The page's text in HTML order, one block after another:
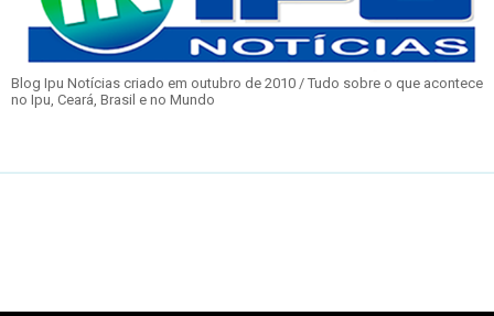
Blog Ipu Notícias criado em outubro de 2010 / Tudo sobre o que acontece
no Ipu, Ceará, Brasil e no Mundo